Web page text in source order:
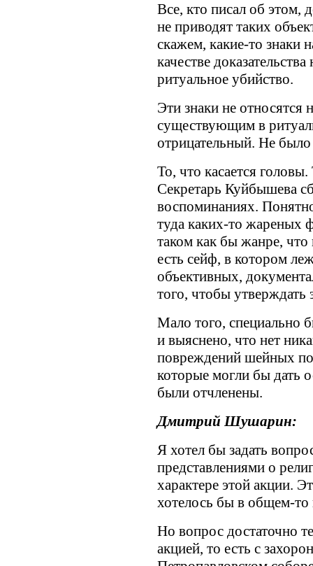
Все, кто писал об этом,
не приводят таких
скажем, какие-то знаки
качестве
ритуальное убийство.
Эти знаки не относятся
существующим в
отрицательный. Не
То, что касается
Секретарь Куйбышева
воспоминаниях.
туда каких-то жареных
таком как бы жанре,
есть сейф, в котором
объективных,
того, чтобы утверждать
Мало того, специально
и выяснено, что нет
повреждений шейных
которые могли бы дать
были отчленены.
Дмитрий Шушарин:
Я хотел бы задать
представлениями о
характере этой акции.
хотелось бы в общем-то
Но вопрос достаточно
акцией, то есть с